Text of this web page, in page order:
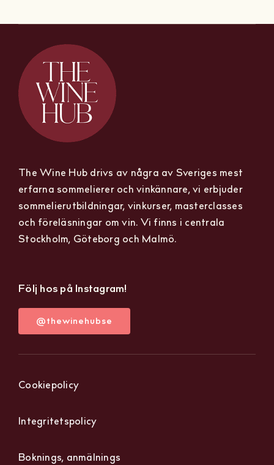
The Wine Hub drivs av några av Sveriges mest
erfarna sommelierer och vinkännare, vi erbjuder
sommelierutbildningar, vinkurser, masterclasses
och föreläsningar om vin. Vi finns i centrala
Stockholm, Göteborg och Malmö.
Följ hos på Instagram!
@thewinehubse
Cookiepolicy
Integritetspolicy
Boknings, anmälnings